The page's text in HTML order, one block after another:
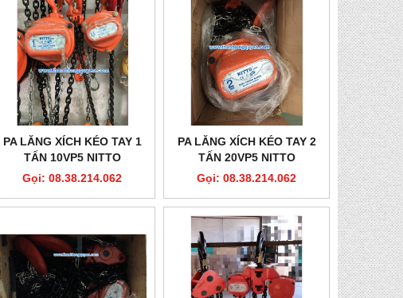
PA LĂNG XÍCH KÉO TAY 1
TẤN 10VP5 NITTO
Gọi: 08.38.214.062
PA LĂNG XÍCH KÉO TAY 2
TẤN 20VP5 NITTO
Gọi: 08.38.214.062